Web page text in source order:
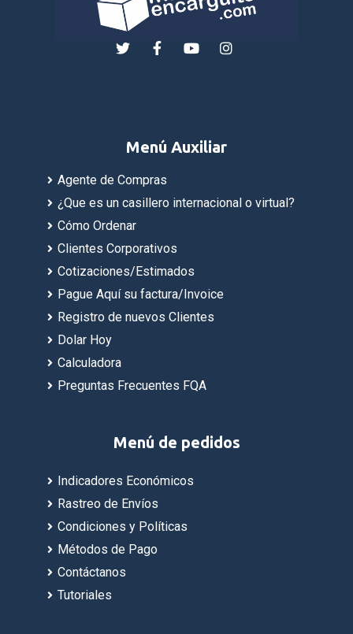
Menú Auxiliar
Agente de Compras
¿Que es un casillero internacional o virtual?
Cómo Ordenar
Clientes Corporativos
Cotizaciones/Estimados
Pague Aquí su factura/Invoice
Registro de nuevos Clientes
Dolar Hoy
Calculadora
Preguntas Frecuentes FQA
Menú de pedidos
Indicadores Económicos
Rastreo de Envíos
Condiciones y Políticas
Métodos de Pago
Contáctanos
Tutoriales